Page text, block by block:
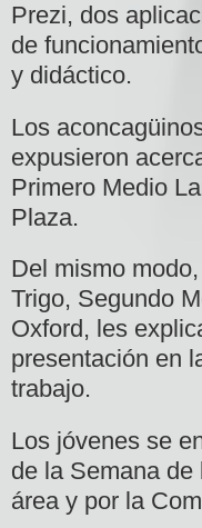
Prezi, dos
de
y didáctico.
Los
expusieron
Primero Medio
Plaza.
Del mismo
Trigo, Segundo
Oxford, les
presentación en
trabajo.
Los jóvenes se
de la Semana
área y por la